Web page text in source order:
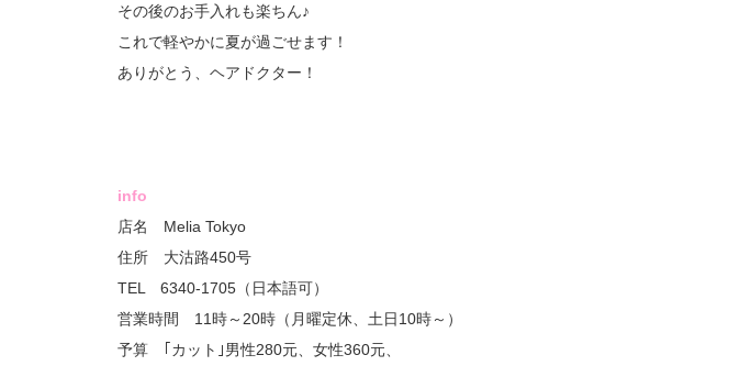
その後のお手入れも楽ちん♪
これで軽やかに夏が過ごせます！
ありがとう、ヘアドクター！
info
店名 Melia Tokyo
住所 大沽路450号
TEL 6340-1705（日本語可）
営業時間 11時～20時（月曜定休、土日10時～）
予算 ｢カット｣男性280元、女性360元、